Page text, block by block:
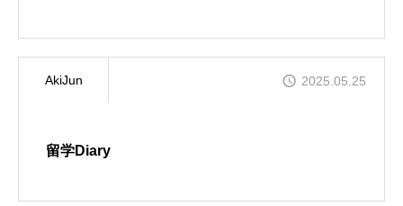
AkiJun 2025.05.25
留学Diary